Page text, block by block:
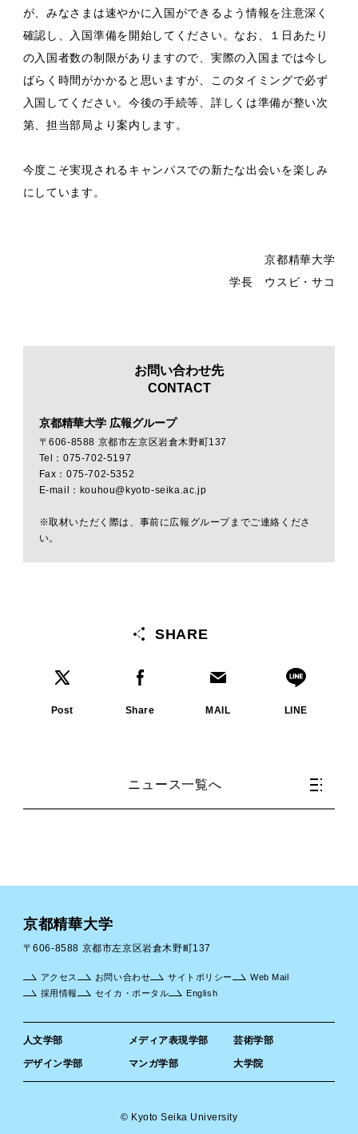
が、みなさまは速やかに入国ができるよう情報を注意深く
確認し、入国準備を開始してください。なお、１日あたり
の入国者数の制限がありますので、実際の入国までは今し
ばらく時間がかかると思いますが、このタイミングで必ず
入国してください。今後の手続等、詳しくは準備が整い次
第、担当部局より案内します。
今度こそ実現されるキャンパスでの新たな出会いを楽しみ
にしています。
京都精華大学
学長 ウスビ・サコ
お問い合わせ先
CONTACT
京都精華大学 広報グループ
〒606-8588 京都市左京区岩倉木野町137
Tel：075-702-5197
Fax：075-702-5352
E-mail：kouhou@kyoto-seika.ac.jp
※取材いただく際は、事前に広報グループまでご連絡くださ
い。
SHARE
Post Share MAIL LINE
ニュース一覧へ
京都精華大学
〒606-8588 京都市左京区岩倉木野町137
人文学部 メディア表現学部 芸術学部
デザイン学部 マンガ学部 大学院
アクセス お問い合わせ サイトポリシー
Web Mail
採用情報
セイカ・ポータル English
© Kyoto Seika University